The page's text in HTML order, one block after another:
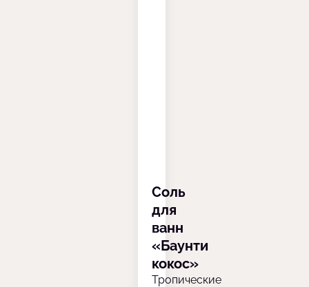
Соль
для
ванн
«Баунти
кокос»
Тропические